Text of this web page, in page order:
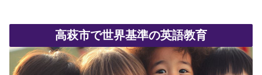
高萩市で世界基準の英語教育